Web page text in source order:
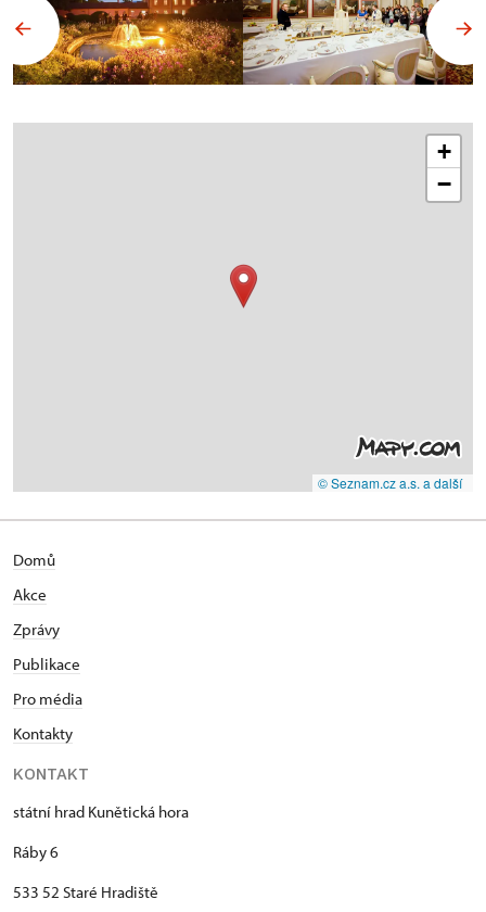
+
−
© Seznam.cz a.s. a další
Domů
Akce
Zprávy
Publikace
Pro média
Kontakty
KONTAKT
státní hrad Kunětická hora
Ráby 6
533 52 Staré Hradiště